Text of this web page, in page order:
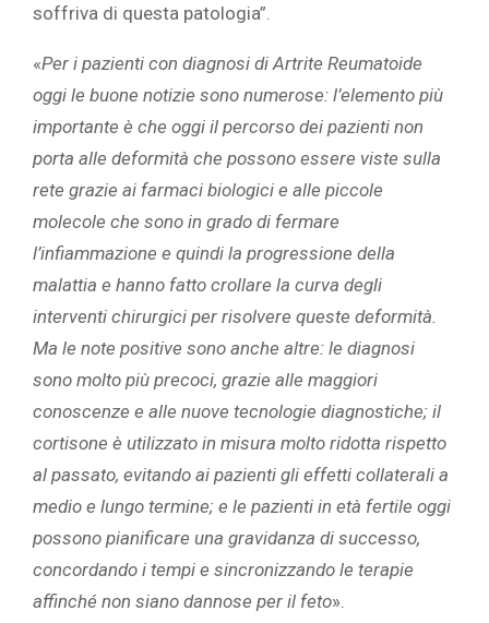
soffriva di questa patologia”.
«Per i pazienti con diagnosi di Artrite Reumatoide
oggi le buone notizie sono numerose: l’elemento più
importante è che oggi il percorso dei pazienti non
porta alle deformità che possono essere viste sulla
rete grazie ai farmaci biologici e alle piccole
molecole che sono in grado di fermare
l’infiammazione e quindi la progressione della
malattia e hanno fatto crollare la curva degli
interventi chirurgici per risolvere queste deformità.
Ma le note positive sono anche altre: le diagnosi
sono molto più precoci, grazie alle maggiori
conoscenze e alle nuove tecnologie diagnostiche; il
cortisone è utilizzato in misura molto ridotta rispetto
al passato, evitando ai pazienti gli effetti collaterali a
medio e lungo termine; e le pazienti in età fertile oggi
possono pianificare una gravidanza di successo,
concordando i tempi e sincronizzando le terapie
affinché non siano dannose per il feto».